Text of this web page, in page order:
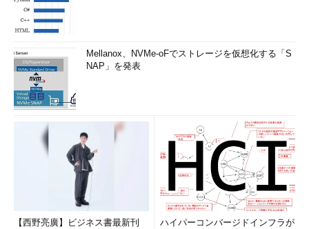
Mellanox、NVMe-oFでストレージを仮想化する「S
NAP」を発表
【西野亮廣】ビジネス書最新刊
ハイパーコンバージドインフラが